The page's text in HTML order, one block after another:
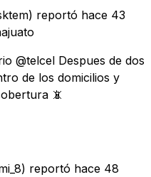
reportó hace 43
@telcel Despues de dos
de los domicilios y
📵
reportó hace 48